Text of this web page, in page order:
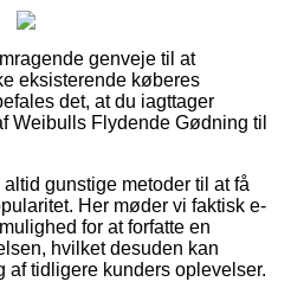
genveje til at
eksisterende køberes
det, at du iagttager
Weibulls Flydende Gødning til
gunstige metoder til at få
Her møder vi faktisk e-
for at forfatte en
hvilket desuden kan
af tidligere kunders oplevelser.